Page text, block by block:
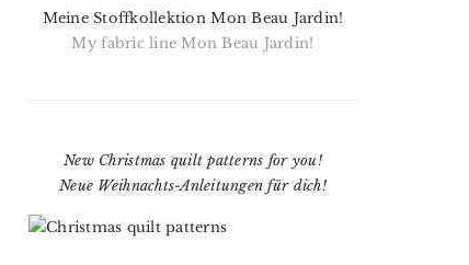
Meine Stoffkollektion Mon Beau Jardin!
My fabric line Mon Beau Jardin!
New Christmas quilt patterns for you!
Neue Weihnachts-Anleitungen für dich!